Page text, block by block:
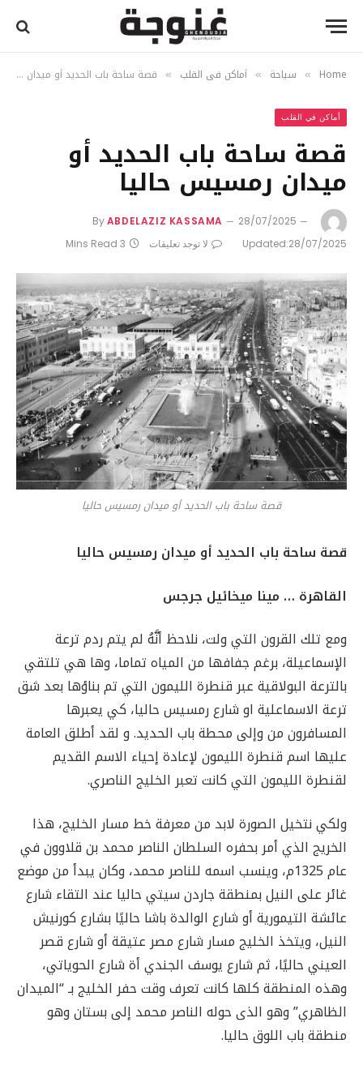
Home
» سياحة » أماكن في القلب » قصة ساحة باب الحديد أو ميدان رمسيس حاليا
أماكن في القلب
قصة ساحة باب الحديد أو
ميدان رمسيس حاليا
ByABDELAZIZ KASSAMA
28/07/2025
Updated:28/07/2025 لا توجد تعليقات 3 Mins Read
قصة ساحة باب الحديد أو ميدان رمسيس حاليا
قصة ساحة باب الحديد أو ميدان رمسيس حاليا
القاهرة … مينا ميخائيل جرجس
ومع تلك القرون التي ولت، نلاحظ أنَّهُ لم يتم ردم ترعة
الإسماعيلة، برغم جفافها من المياه تماما، وها هي تلتقي
بالترعة البولاقية عبر قنطرة الليمون التي تم بناؤها بعد شق
ترعة الاسماعلية او شارع رمسيس حاليا، كي يعبرها
المسافرون من وإلى محطة باب الحديد. و لقد أطلق العامة
عليها اسم قنطرة الليمون لإعادة إحياء الاسم القديم
لقنطرة الليمون التي كانت تعبر الخليج الناصري.
ولكي نتخيل الصورة لابد من معرفة خط مسار الخليج، هذا
الخريج الذي أمر بحفره السلطان الناصر محمد بن قلاوون في
عام 1325م، وينسب اسمه للناصر محمد، وكان يبدأ من موضع
غائر على النيل بمنطقة جاردن سيتي حاليا عند التقاء شارع
عائشة التيمورية أو شارع الوالدة باشا حاليًا بشارع كورنيش
النيل، ويتخذ الخليج مسار شارع مصر عتيقة أو شارع قصر
العيني حاليًا، ثم شارع يوسف الجندي أة شارع الحوياتي،
وهذه المنطقة كلها كانت تعرف وقت حفر الخليج بـ “الميدان
الظاهري” وهو الذى حوله الناصر محمد إلى بستان وهو
منطقة باب اللوق حاليا.